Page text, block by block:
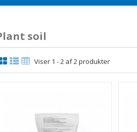
soil
Viser 1 - 2 af 2 produkter